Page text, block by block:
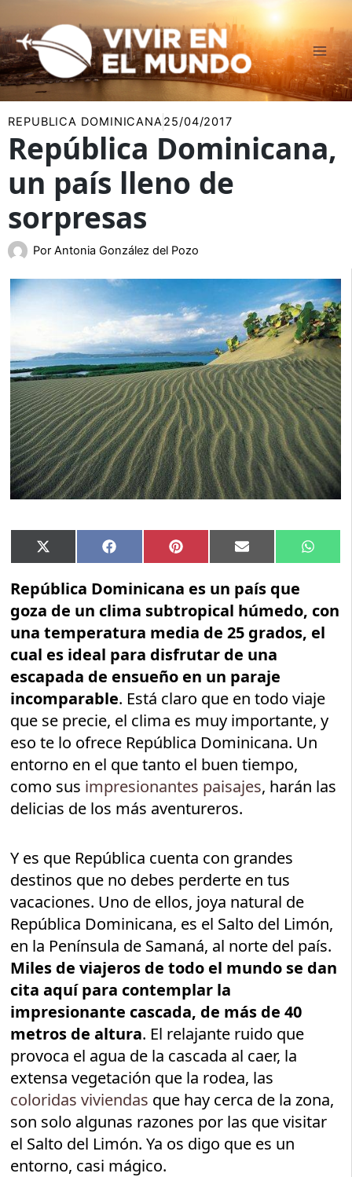
al
contenido
REPUBLICA DOMINICANA25/04/2017
República Dominicana,
un país lleno de
sorpresas
Por Antonia González del Pozo
Compartir
en
X
(Twitter)
Compartir
en
Facebook Compartir
en
Pinterest Compartir
en
Email
en
República Dominicana es un país que
goza de un clima subtropical húmedo, con
una temperatura media de 25 grados, el
cual es ideal para disfrutar de una
escapada de ensueño en un paraje
incomparable. Está claro que en todo viaje
que se precie, el clima es muy importante, y
eso te lo ofrece República Dominicana. Un
entorno en el que tanto el buen tiempo,
como sus impresionantes paisajes, harán las
delicias de los más aventureros.
Y es que República cuenta con grandes
destinos que no debes perderte en tus
vacaciones. Uno de ellos, joya natural de
República Dominicana, es el Salto del Limón,
en la Península de Samaná, al norte del país.
Miles de viajeros de todo el mundo se dan
cita aquí para contemplar la
impresionante cascada, de más de 40
metros de altura. El relajante ruido que
provoca el agua de la cascada al caer, la
extensa vegetación que la rodea, las
coloridas viviendas que hay cerca de la zona,
son solo algunas razones por las que visitar
el Salto del Limón. Ya os digo que es un
entorno, casi mágico.